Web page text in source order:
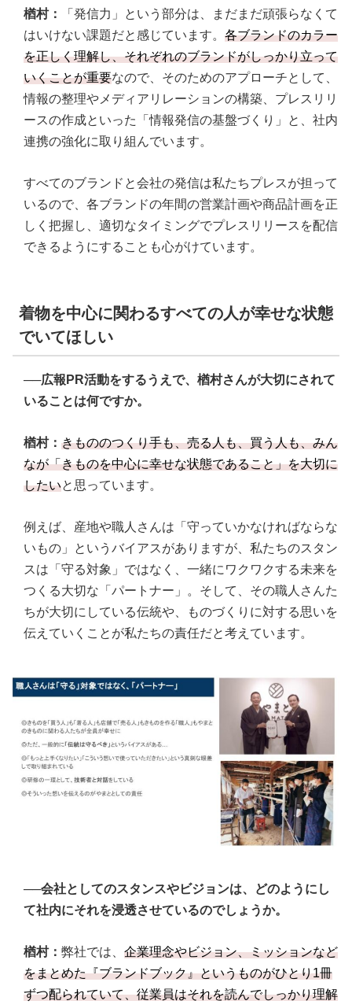
楢村：
「発信力」という部分は、まだまだ頑張らなくて
はいけない課題だと感じています。 各ブランドのカラー
を正しく理解し、それぞれのブランドがしっかり立って
いくことが重要なので、そのためのアプローチとして、
情報の整理やメディアリレーションの構築、プレスリリ
ースの作成といった「情報発信の基盤づくり」と、社内
連携の強化に取り組んでいます。
すべてのブランドと会社の発信は私たちプレスが担って
いるので、各ブランドの年間の営業計画や商品計画を正
しく把握し、適切なタイミングでプレスリリースを配信
できるようにすることも心がけています。
着物を中心に関わるすべての人が幸せな状態
でいてほしい
──広報PR活動をするうえで、楢村さんが大切にされて
いることは何ですか。
楢村： きもののつくり手も、売る人も、買う人も、みん
なが「きものを中心に幸せな状態であること」を大切に
したいと思っています。
例えば、産地や職人さんは「守っていかなければならな
いもの」というバイアスがありますが、私たちのスタン
スは「守る対象」ではなく、一緒にワクワクする未来を
つくる大切な「パートナー」。そして、その職人さんた
ちが大切にしている伝統や、ものづくりに対する思いを
伝えていくことが私たちの責任だと考えています。
──会社としてのスタンスやビジョンは、どのようにし
て社内にそれを浸透させているのでしょうか。
楢村： 弊社では、 企業理念やビジョン、ミッションなど
をまとめた『ブランドブック』というものがひとり1冊
ずつ配られていて、従業員はそれを読んでしっかり理解